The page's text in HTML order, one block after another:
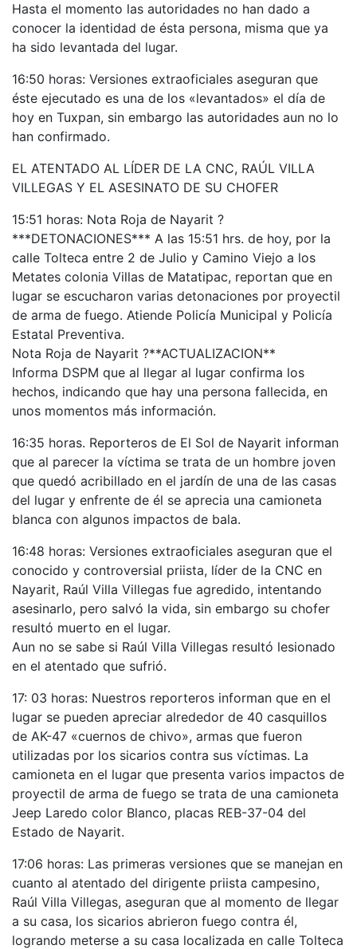
Hasta el momento las autoridades no han dado a
conocer la identidad de ésta persona, misma que ya
ha sido levantada del lugar.
16:50 horas: Versiones extraoficiales aseguran que
éste ejecutado es una de los «levantados» el día de
hoy en Tuxpan, sin embargo las autoridades aun no lo
han confirmado.
EL ATENTADO AL LÍDER DE LA CNC, RAÚL VILLA
VILLEGAS Y EL ASESINATO DE SU CHOFER
15:51 horas: Nota Roja de Nayarit ?
***DETONACIONES*** A las 15:51 hrs. de hoy, por la
calle Tolteca entre 2 de Julio y Camino Viejo a los
Metates colonia Villas de Matatipac, reportan que en
lugar se escucharon varias detonaciones por proyectil
de arma de fuego. Atiende Policía Municipal y Policía
Estatal Preventiva.
Nota Roja de Nayarit ?**ACTUALIZACION**
Informa DSPM que al llegar al lugar confirma los
hechos, indicando que hay una persona fallecida, en
unos momentos más información.
16:35 horas. Reporteros de El Sol de Nayarit informan
que al parecer la víctima se trata de un hombre joven
que quedó acribillado en el jardín de una de las casas
del lugar y enfrente de él se aprecia una camioneta
blanca con algunos impactos de bala.
16:48 horas: Versiones extraoficiales aseguran que el
conocido y controversial priista, líder de la CNC en
Nayarit, Raúl Villa Villegas fue agredido, intentando
asesinarlo, pero salvó la vida, sin embargo su chofer
resultó muerto en el lugar.
Aun no se sabe si Raúl Villa Villegas resultó lesionado
en el atentado que sufrió.
17: 03 horas: Nuestros reporteros informan que en el
lugar se pueden apreciar alrededor de 40 casquillos
de AK-47 «cuernos de chivo», armas que fueron
utilizadas por los sicarios contra sus víctimas. La
camioneta en el lugar que presenta varios impactos de
proyectil de arma de fuego se trata de una camioneta
Jeep Laredo color Blanco, placas REB-37-04 del
Estado de Nayarit.
17:06 horas: Las primeras versiones que se manejan en
cuanto al atentado del dirigente priista campesino,
Raúl Villa Villegas, aseguran que al momento de llegar
a su casa, los sicarios abrieron fuego contra él,
logrando meterse a su casa localizada en calle Tolteca